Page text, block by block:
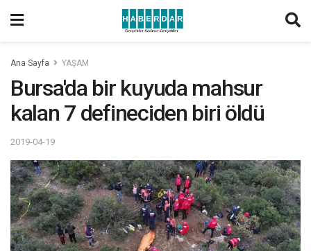
Ana Sayfa YAŞAM
Bursa'da bir kuyuda mahsur
kalan 7 defineciden biri öldü
2019-04-19